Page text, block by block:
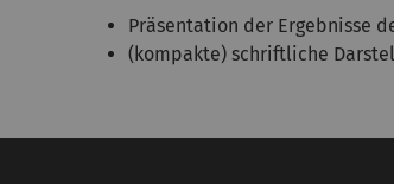
Präsentation der Ergebnisse
(kompakte) schriftliche